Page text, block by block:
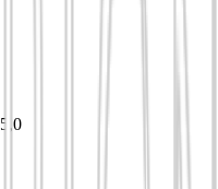
5,0